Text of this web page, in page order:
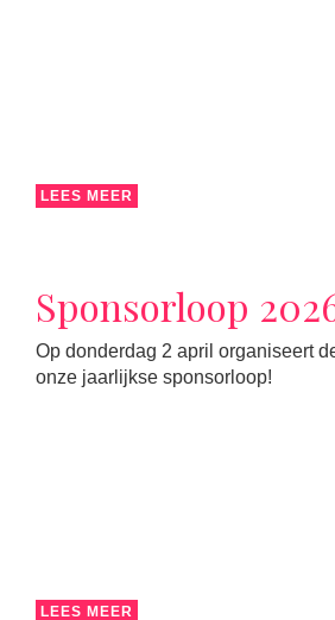
LEES MEER
Sponsorloop
Op donderdag 2 april organiseert
onze jaarlijkse sponsorloop!
LEES MEER